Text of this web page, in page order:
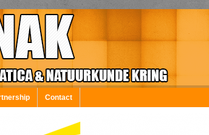
Contact